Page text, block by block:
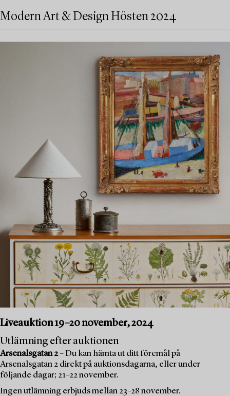
Modern Art & Design Hösten 2024
Liveauktion 19–20 november, 2024
Utlämning efter auktionen
Arsenalsgatan 2– Du kan hämta ut ditt föremål på
Arsenalsgatan 2 direkt på auktionsdagarna, eller under
följande dagar; 21–22 november.
Ingen utlämning erbjuds mellan 23–28 november.